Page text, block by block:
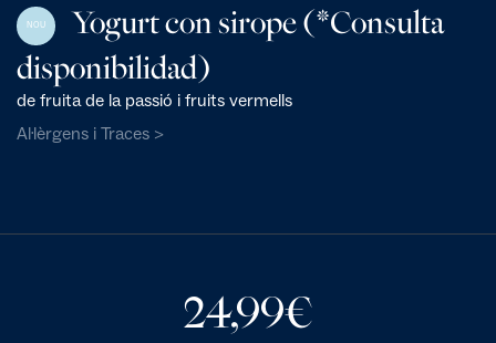
NOU
Yogurt con sirope (*Consulta
disponibilidad)
de fruita de la passió i fruits vermells
Al·lèrgens i Traces >
24,99€